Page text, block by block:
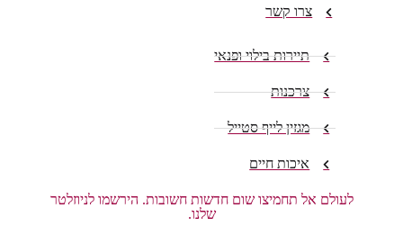
צרו קשר
תיירות בילוי ופנאי
צרכנות
מגזין לייף סטייל
איכות חיים
לעולם אל תחמיצו שום חדשות חשובות. הירשמו לניוזלטר
שלנו.